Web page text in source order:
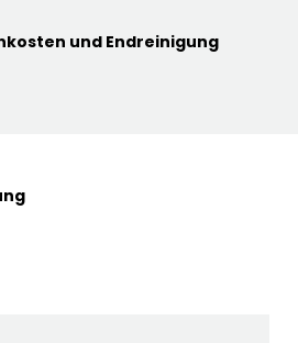
und Endreinigung